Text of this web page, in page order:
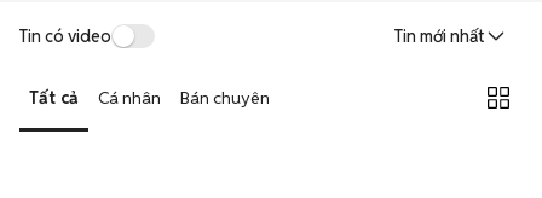
Tin có video Tin mới nhất
Tất cả Cá nhân Bán chuyên